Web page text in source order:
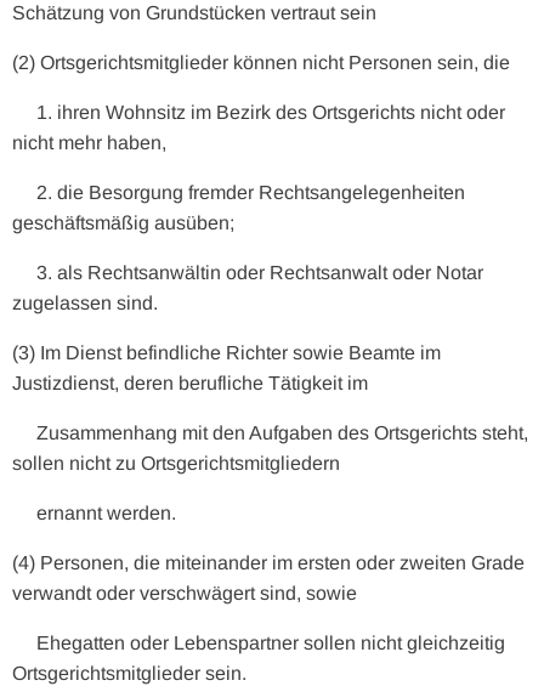
Schätzung von Grundstücken vertraut sein
(2) Ortsgerichtsmitglieder können nicht Personen sein, die
1. ihren Wohnsitz im Bezirk des Ortsgerichts nicht oder
nicht mehr haben,
2. die Besorgung fremder Rechtsangelegenheiten
geschäftsmäßig ausüben;
3. als Rechtsanwältin oder Rechtsanwalt oder Notar
zugelassen sind.
(3) Im Dienst befindliche Richter sowie Beamte im
Justizdienst, deren berufliche Tätigkeit im
Zusammenhang mit den Aufgaben des Ortsgerichts steht,
sollen nicht zu Ortsgerichtsmitgliedern
ernannt werden.
(4) Personen, die miteinander im ersten oder zweiten Grade
verwandt oder verschwägert sind, sowie
Ehegatten oder Lebenspartner sollen nicht gleichzeitig
Ortsgerichtsmitglieder sein.